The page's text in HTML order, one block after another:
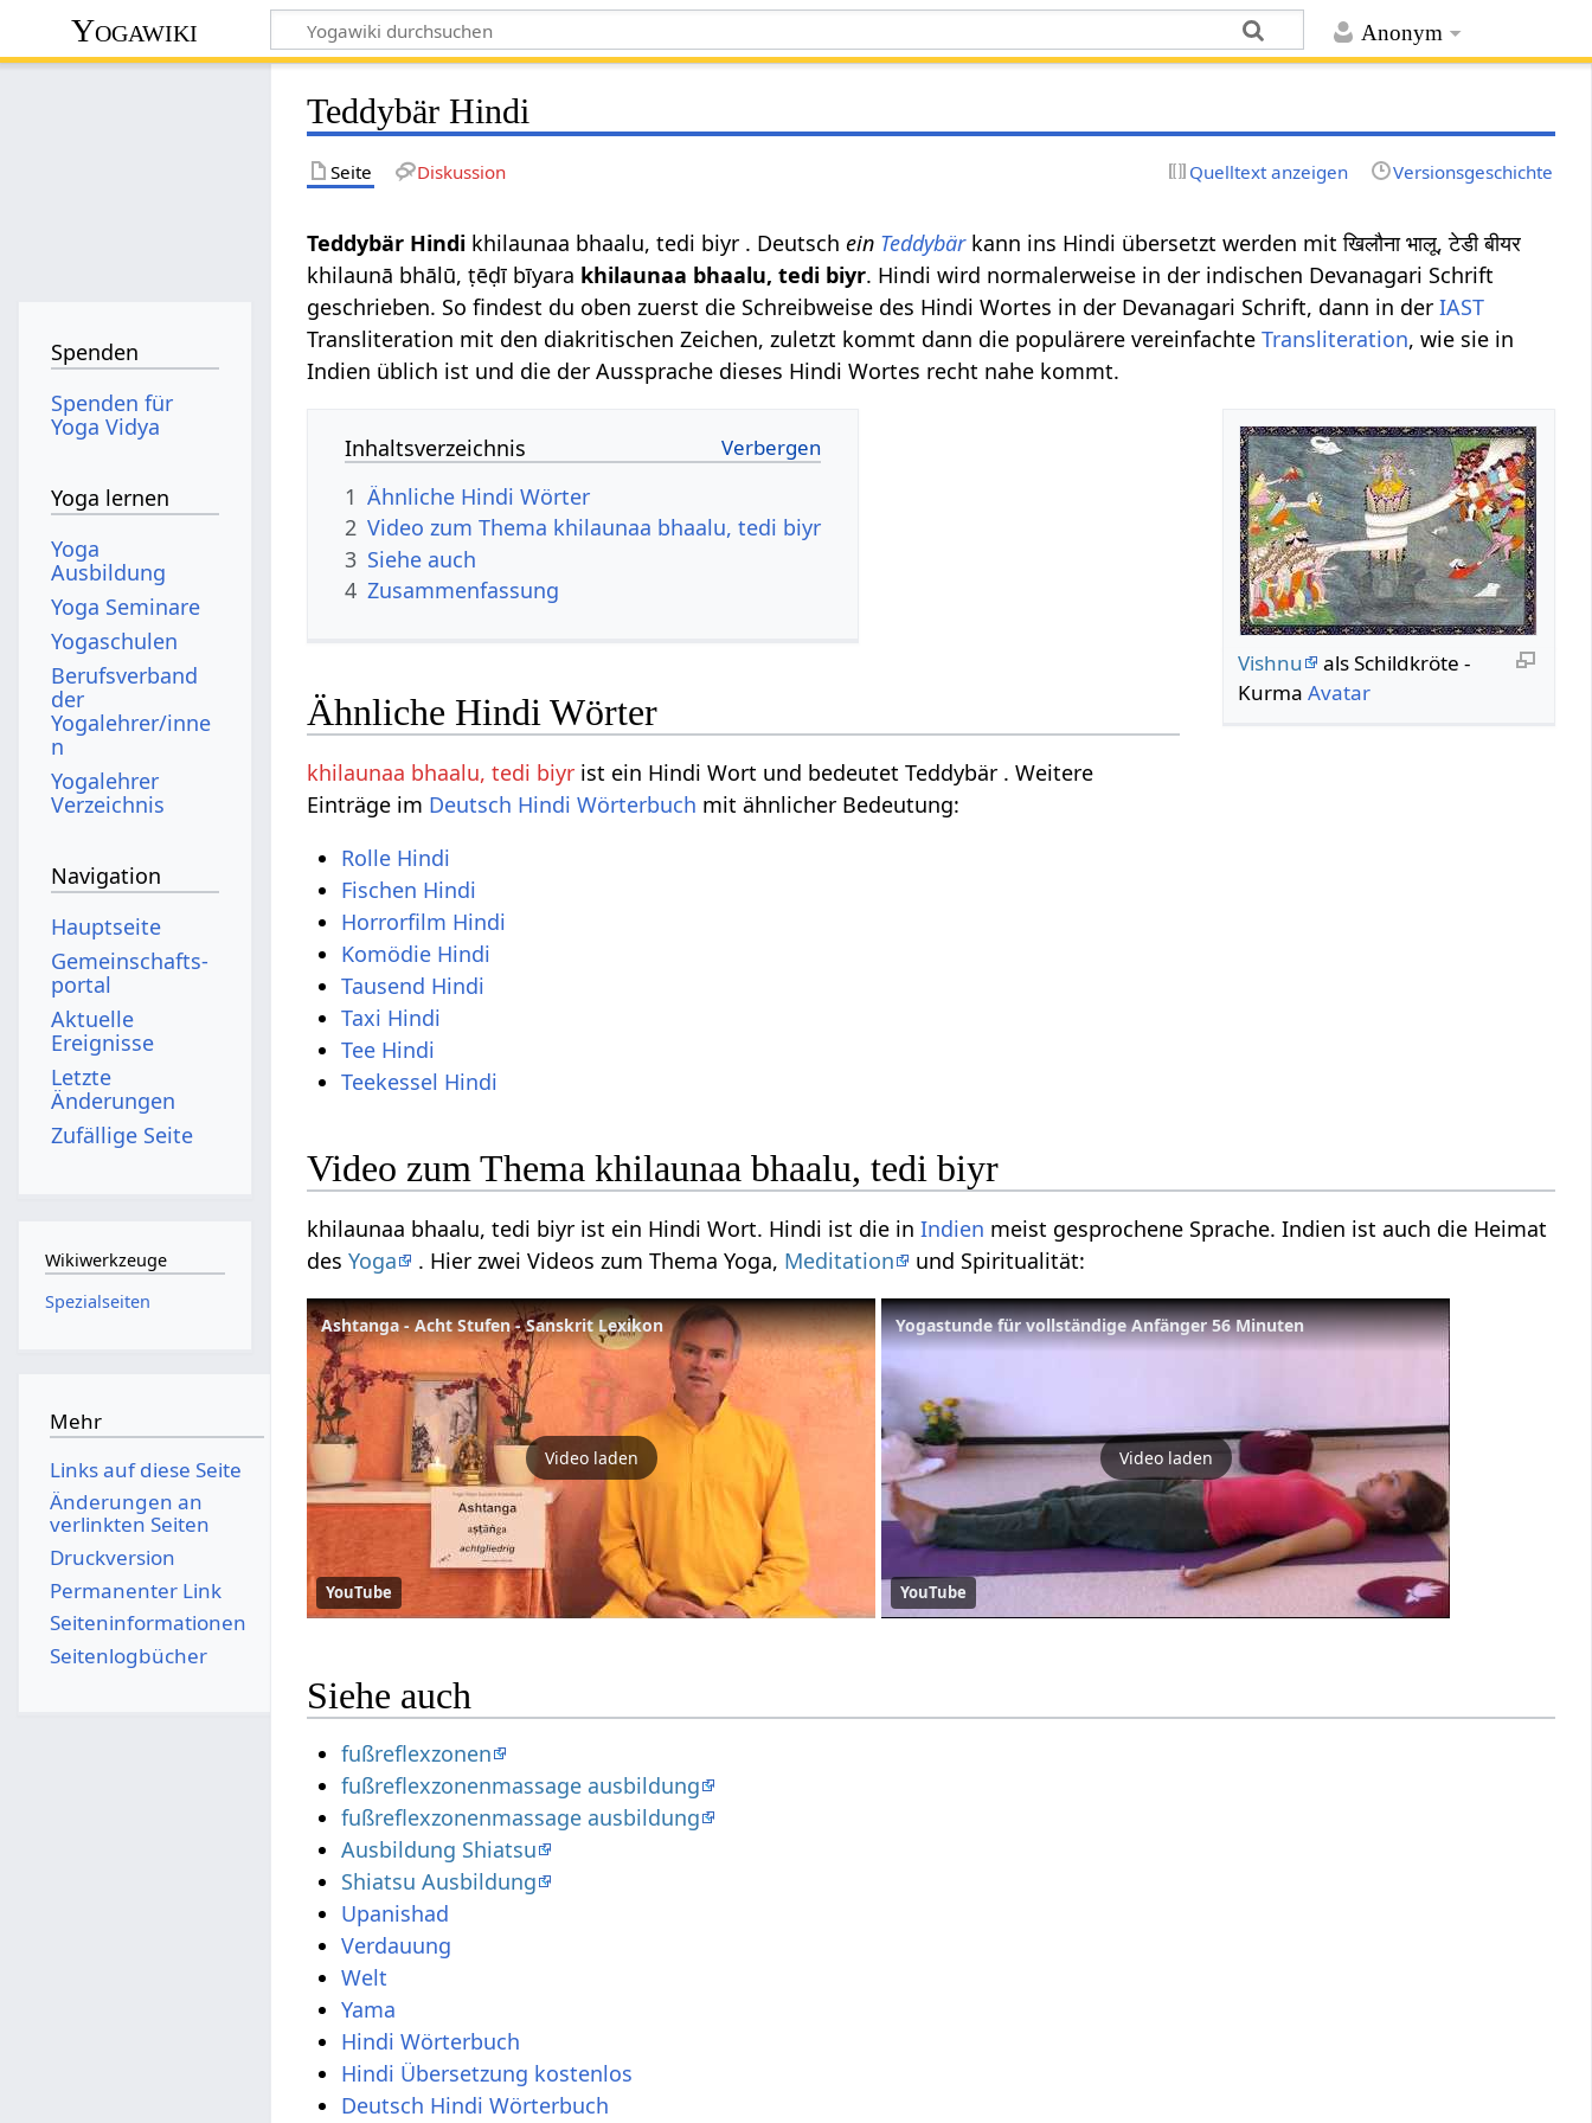
Anonym
Yogawiki
Teddybär Hindi
Seite Diskussion Quelltext anzeigen Versionsgeschichte
Teddybär Hindi khilaunaa bhaalu, tedi biyr . Deutschein Teddybärkann ins Hindi übersetzt werden mit खिलौना भालू, टेडी बीयर
khilaunā bhālū, ṭēḍī bīyara khilaunaa bhaalu, tedi biyr. Hindi wird normalerweise in der indischen Devanagari Schrift
geschrieben. So findest du oben zuerst die Schreibweise des Hindi Wortes in der Devanagari Schrift, dann in derIAST
Transliteration mit den diakritischen Zeichen, zuletzt kommt dann die populärere vereinfachteTransliteration, wie sie in
Indien üblich ist und die der Aussprache dieses Hindi Wortes recht nahe kommt.
Vishnu
als Schildkröte -
KurmaAvatar
Inhaltsverzeichnis
1 Ähnliche Hindi Wörter
2 Video zum Thema khilaunaa bhaalu, tedi biyr
3 Siehe auch
4 Zusammenfassung
Ähnliche Hindi Wörter
khilaunaa bhaalu, tedi biyr ist ein Hindi Wort und bedeutet Teddybär . Weitere
Einträge im Deutsch Hindi Wörterbuch mit ähnlicher Bedeutung:
Rolle Hindi
Fischen Hindi
Horrorfilm Hindi
Komödie Hindi
Tausend Hindi
Taxi Hindi
Tee Hindi
Teekessel Hindi
Video zum Thema khilaunaa bhaalu, tedi biyr
khilaunaa bhaalu, tedi biyr ist ein Hindi Wort. Hindi ist die inIndien meist gesprochene Sprache. Indien ist auch die Heimat
desYoga . Hier zwei Videos zum Thema Yoga, Meditation und Spiritualität:
Ashtanga - Acht Stufen - Sanskrit Lexikon
Video laden
YouTube
Yogastunde für vollständige Anfänger 56 Minuten
Video laden
YouTube
Siehe auch
fußreflexzonen
fußreflexzonenmassage ausbildung
fußreflexzonenmassage ausbildung
Ausbildung Shiatsu
Shiatsu Ausbildung
Upanishad
Verdauung
Welt
Yama
Hindi Wörterbuch
Hindi Übersetzung kostenlos
Deutsch Hindi Wörterbuch
Spenden
Spenden für
Yoga Vidya
Yoga lernen
Yoga
Ausbildung
Yoga Seminare
Yogaschulen
Berufsverband
der
Yogalehrer/inne
n
Yogalehrer
Verzeichnis
Navigation
Hauptseite
Gemeinschafts­
portal
Aktuelle
Ereignisse
Letzte
Änderungen
Zufällige Seite
Wikiwerkzeuge
Spezialseiten
Mehr
Links auf diese Seite
Änderungen an
verlinkten Seiten
Druckversion
Permanenter Link
Seiten­­informationen
Seitenlogbücher